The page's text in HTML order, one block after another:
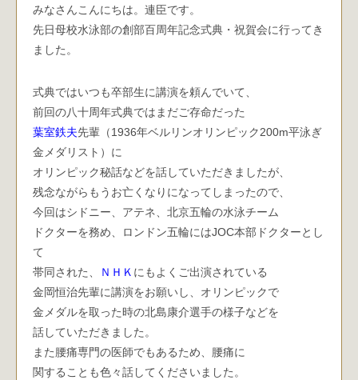
みなさんこんにちは。連臣です。
先日母校水泳部の創部百周年記念式典・祝賀会に行ってき
ました。
式典ではいつも卒部生に講演を頼んでいて、
前回の八十周年式典ではまだご存命だった
葉室鉄夫先輩（1936年ベルリンオリンピック200m平泳ぎ
金メダリスト）に
オリンピック秘話などを話していただきましたが、
残念ながらもうお亡くなりになってしまったので、
今回はシドニー、アテネ、北京五輪の水泳チーム
ドクターを務め、ロンドン五輪にはJOC本部ドクターとし
て
帯同された、
ＮＨＫ にもよくご出演されている
金岡恒治先輩に講演をお願いし、オリンピックで
金メダルを取った時の北島康介選手の様子などを
話していただきました。
また腰痛専門の医師でもあるため、腰痛に
関することも色々話してくださいました。